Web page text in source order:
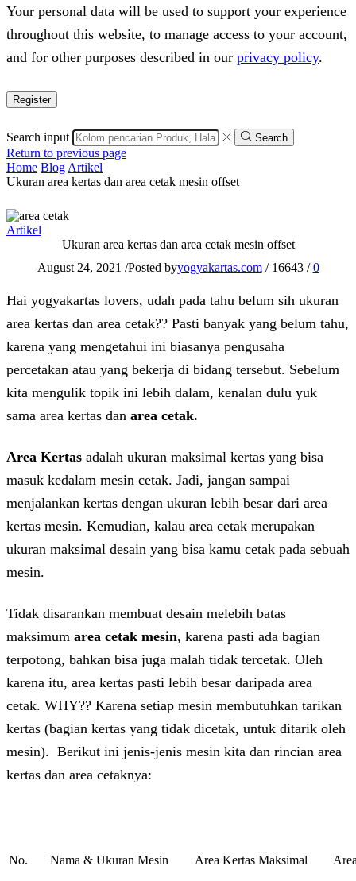
Your personal data will be used to support your experience
throughout this website, to manage access to your account,
and for other purposes described in our privacy policy.
Register
Search input Search
Return to previous page
Home Blog Artikel
Ukuran area kertas dan area cetak mesin offset
Artikel
Ukuran area kertas dan area cetak mesin offset
August 24, 2021 /Posted byyogyakartas.com / 16643 / 0
Hai yogyakartas lovers, udah pada tahu belum sih ukuran
area kertas dan area cetak?? Pasti banyak yang belum tahu,
karena yang mengetahui ini biasanya pengusaha
percetakan atau yang bekerja di bidang tersebut. Sebelum
kita mengulik topik ini lebih dalam, kenalan dulu yuk
sama area kertas dan area cetak.
Area Kertas adalah ukuran maksimal kertas yang bisa
masuk kedalam mesin cetak. Jadi, jangan sampai
menjalankan kertas dengan ukuran lebih besar dari area
kertas mesin. Kemudian, kalau area cetak merupakan
ukuran maksimal desain yang bisa kamu cetak pada sebuah
mesin.
Tidak disarankan membuat desain melebih batas
maksimum area cetak mesin, karena pasti ada bagian
terpotong, bahkan bisa juga malah tidak tercetak. Oleh
karena itu, area kertas pasti lebih besar daripada area
cetak. WHY?? Karena setiap mesin membutuhkan tarikan
kertas (bagian kertas yang tidak dicetak, untuk ditarik oleh
mesin). Berikut ini jenis-jenis mesin kita dan rincian area
kertas dan area cetaknya:
No. Nama & Ukuran Mesin Area Kertas Maksimal